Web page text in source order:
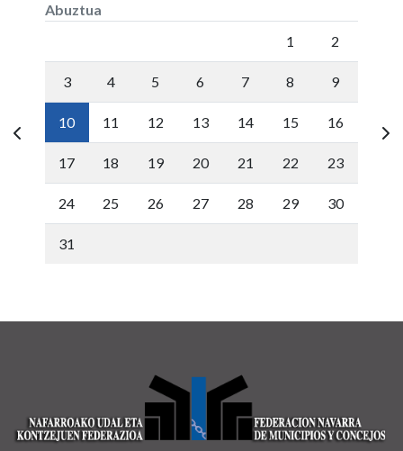
Abuztua
1 2
3 4 5 6 7 8 9
10 11 12 13 14 15 16
17 18 19 20 21 22 23
24 25 26 27 28 29 30
31